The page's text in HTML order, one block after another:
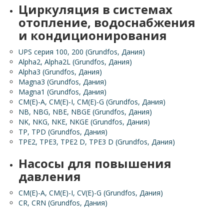
Циркуляция в системах
отопление, водоснабжения
и кондиционирования
UPS серия 100, 200 (Grundfos, Дания)
Alpha2, Alpha2L (Grundfos, Дания)
Alpha3 (Grundfos, Дания)
Magna3 (Grundfos, Дания)
Magna1 (Grundfos, Дания)
CM(E)-A, CM(E)-I, CM(E)-G (Grundfos, Дания)
NB, NBG, NBE, NBGE (Grundfos, Дания)
NK, NKG, NKE, NKGE (Grundfos, Дания)
TP, TPD (Grundfos, Дания)
TPE2, TPE3, TPE2 D, TPE3 D (Grundfos, Дания)
Насосы для повышения
давления
CM(E)-A, CM(E)-I, CV(E)-G (Grundfos, Дания)
CR, CRN (Grundfos, Дания)